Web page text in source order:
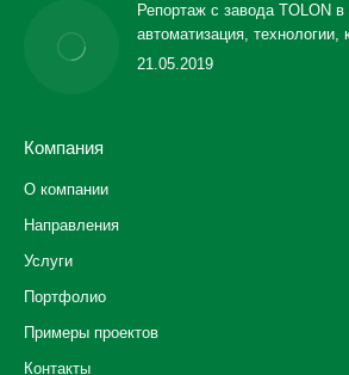
Репортаж с завода TOLON в
автоматизация, технологии,
21.05.2019
Компания
О компании
Направления
Услуги
Портфолио
Примеры проектов
Контакты